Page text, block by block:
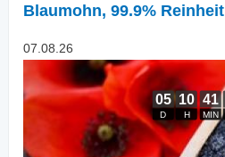
Blaumohn, 99.9% Reinheit
07.08.26